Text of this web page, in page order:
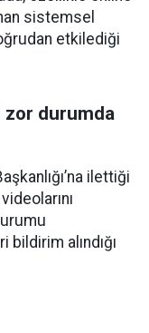
sistemsel
etkilediği
zor durumda
ilettiği
alındığı